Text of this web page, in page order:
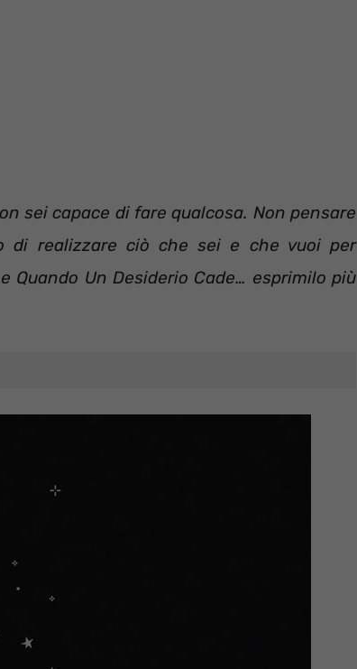
sei capace di fare qualcosa. Non pensare
di realizzare ciò che sei e che vuoi per
Quando Un Desiderio Cade… esprimilo più